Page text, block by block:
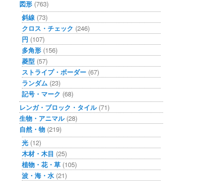
図形 (763)
斜線 (73)
クロス・チェック (246)
円 (107)
多角形 (156)
菱型 (57)
ストライプ・ボーダー (67)
ランダム (23)
記号・マーク (68)
レンガ・ブロック・タイル(71)
生物・アニマル(28)
自然・物 (219)
光 (12)
木材・木目 (25)
植物・花・草 (105)
波・海・水 (21)